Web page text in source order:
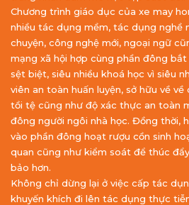
Chương trình giáo dục của xe may
nhiều tác dụng mềm, tác dụng nghề
chuyện, công nghệ mới, ngoại ngữ
mạng xã hội hợp cùng phần đông
sệt biệt, siêu nhiều khoá học vì siêu
viên an toàn huấn luyện, sở hữu về
tồi tệ cũng như độ xác thực an toàn
đông người ngôi nhà học. Đồng thời,
vào phần đông hoạt rượu cồn sinh
quan cũng như kiểm soát để thúc
bảo hơn.
Không chỉ dừng lại ở việc cấp tác
khuyến khích đi lên tác dụng thực